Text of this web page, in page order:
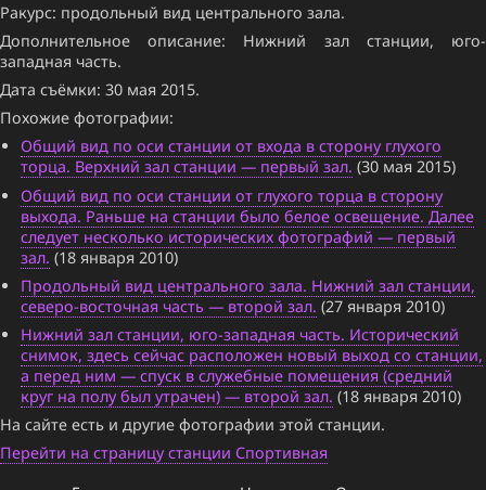
Ракурс: продольный вид центрального зала.
Дополнительное описание: Нижний зал станции, юго-
западная часть.
Дата съёмки: 30 мая 2015.
Похожие фотографии:
Общий вид по оси станции от входа в сторону глухого
торца. Верхний зал станции — первый зал. (30 мая 2015)
Общий вид по оси станции от глухого торца в сторону
выхода. Раньше на станции было белое освещение. Далее
следует несколько исторических фотографий — первый
зал. (18 января 2010)
Продольный вид центрального зала. Нижний зал станции,
северо-восточная часть — второй зал. (27 января 2010)
Нижний зал станции, юго-западная часть. Исторический
снимок, здесь сейчас расположен новый выход со станции,
а перед ним — спуск в служебные помещения (средний
круг на полу был утрачен) — второй зал. (18 января 2010)
На сайте есть и другие фотографии этой станции.
Перейти на страницу станции Спортивная